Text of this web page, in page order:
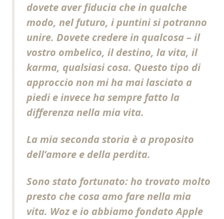
dovete aver fiducia che in qualche
modo, nel futuro, i puntini si potranno
unire. Dovete credere in qualcosa – il
vostro ombelico, il destino, la vita, il
karma, qualsiasi cosa. Questo tipo di
approccio non mi ha mai lasciato a
piedi e invece ha sempre fatto la
differenza nella mia vita.
La mia seconda storia è a proposito
dell’amore e della perdita.
Sono stato fortunato: ho trovato molto
presto che cosa amo fare nella mia
vita. Woz e io abbiamo fondato Apple